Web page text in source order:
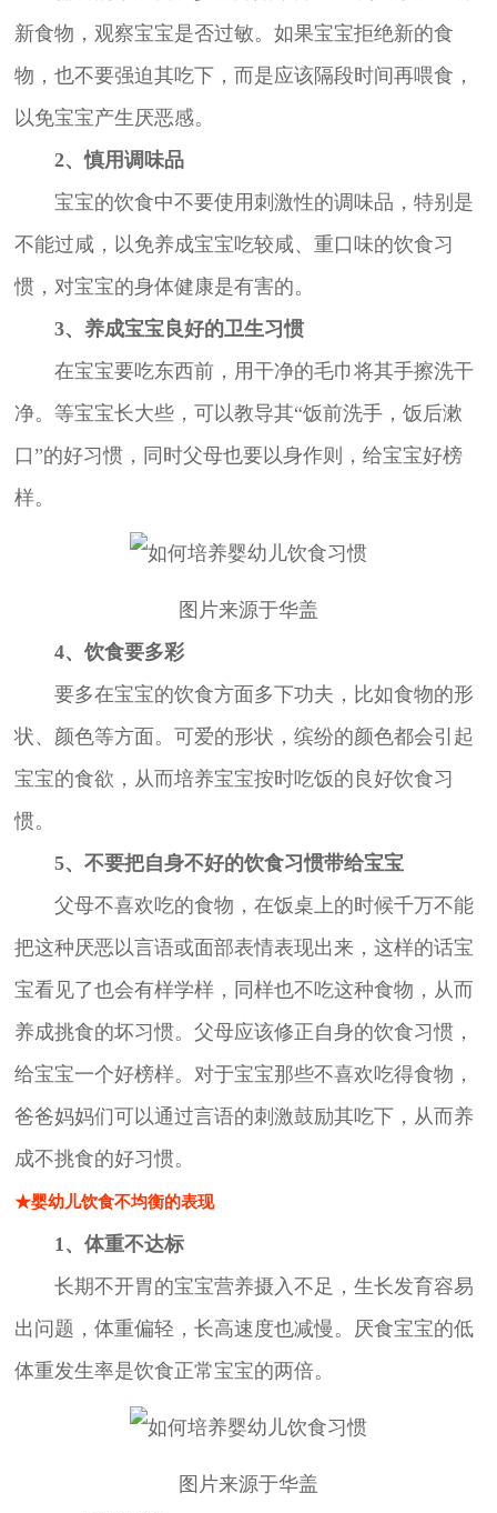
新食物，观察宝宝是否过敏。如果宝宝拒绝新的食
物，也不要强迫其吃下，而是应该隔段时间再喂食，
以免宝宝产生厌恶感。
2、慎用调味品
宝宝的饮食中不要使用刺激性的调味品，特别是
不能过咸，以免养成宝宝吃较咸、重口味的饮食习
惯，对宝宝的身体健康是有害的。
3、养成宝宝良好的卫生习惯
在宝宝要吃东西前，用干净的毛巾将其手擦洗干
净。等宝宝长大些，可以教导其“饭前洗手，饭后漱
口”的好习惯，同时父母也要以身作则，给宝宝好榜
样。
图片来源于华盖
4、饮食要多彩
要多在宝宝的饮食方面多下功夫，比如食物的形
状、颜色等方面。可爱的形状，缤纷的颜色都会引起
宝宝的食欲，从而培养宝宝按时吃饭的良好饮食习
惯。
5、不要把自身不好的饮食习惯带给宝宝
父母不喜欢吃的食物，在饭桌上的时候千万不能
把这种厌恶以言语或面部表情表现出来，这样的话宝
宝看见了也会有样学样，同样也不吃这种食物，从而
养成挑食的坏习惯。父母应该修正自身的饮食习惯，
给宝宝一个好榜样。对于宝宝那些不喜欢吃得食物，
爸爸妈妈们可以通过言语的刺激鼓励其吃下，从而养
成不挑食的好习惯。
★婴幼儿饮食不均衡的表现
1、体重不达标
长期不开胃的宝宝营养摄入不足，生长发育容易
出问题，体重偏轻，长高速度也减慢。厌食宝宝的低
体重发生率是饮食正常宝宝的两倍。
图片来源于华盖